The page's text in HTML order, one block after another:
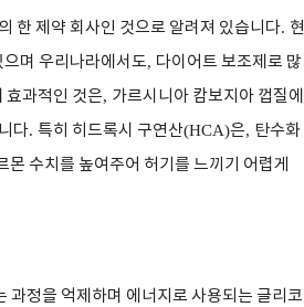
한 제약 회사인 것으로 알려져 있습니다. 현
며 우리나라에서도, 다이어트 보조제로 많
효과적인 것은, 가르시니아 캄보지아 껍질에
다. 특히 히드록시 구연산(HCA)은, 탄수화
몬 수치를 높여주어 허기를 느끼기 어렵게
과정을 억제하며 에너지로 사용되는 글리코